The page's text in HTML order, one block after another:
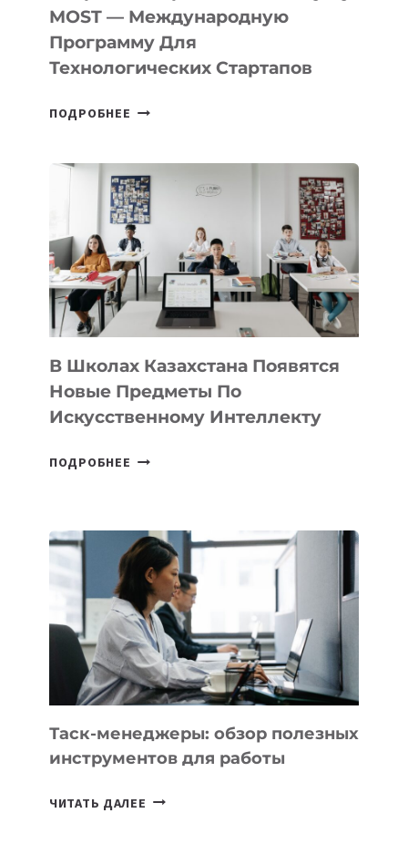
В
ПРЕДПРИНИМАТЕЛЬСТВО
MOST — Международную
Программу Для
Технологических Стартапов
ПОДРОБНЕЕ ОТКРЫТ
DEAL
VELOCITY
BY
MOST
—
МЕЖДУНАРОДНУЮ
ПРОГРАММУ
ДЛЯ
ТЕХНОЛОГИЧЕСКИХ
В Школах Казахстана Появятся
Новые Предметы По
Искусственному Интеллекту
ПОДРОБНЕЕ
НОВЫЕ
ПРЕДМЕТЫ
ПО
ИСКУССТВЕННОМУ
ИНТЕЛЛЕКТУ
Таск-менеджеры: обзор полезных
инструментов для работы
ЧИТАТЬ ДАЛЕЕ ТАСК-